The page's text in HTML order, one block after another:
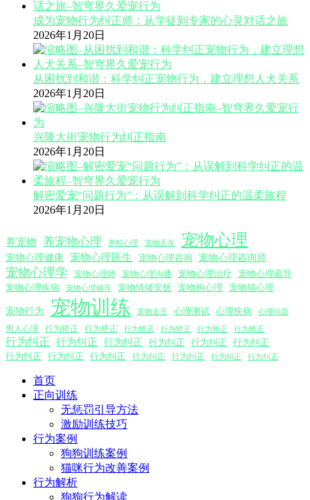
成为宠物行为纠正师：从学徒到专家的心灵对话之旅
2026年1月20日
从困扰到和谐：科学纠正宠物行为，建立理想人犬关系
2026年1月20日
兴隆大街宠物行为纠正指南
2026年1月20日
解密爱宠“问题行为”：从误解到科学纠正的温柔旅程
2026年1月20日
养宠物 养宠物心理 养蛇心理 宠物丢失 宠物心理
宠物心理健康 宠物心理医生 宠物心理咨询 宠物心理咨询师
宠物心理学 宠物心理师 宠物心理沟通 宠物心理治疗
宠物心理疏导
宠物心理疾病
宠物心理辅导 宠物情绪安抚 宠物狗心理 宠物猫心理
宠物行为 宠物训练 宠物走丢 心理测试 心理疾病 心理问题
男人心理 行为矫正 行为矫正 行为矫正 行为矫正 行为矫正 行为矫正
行为纠正 行为纠正 行为纠正 行为纠正 行为纠正
行为纠正
行为纠正
行为纠正 行为纠正 行为纠正 行为纠正 行为纠正 行为纠正
首页
正向训练
无惩罚引导方法
激励训练技巧
行为案例
狗狗训练案例
猫咪行为改善案例
行为解析
狗狗行为解读